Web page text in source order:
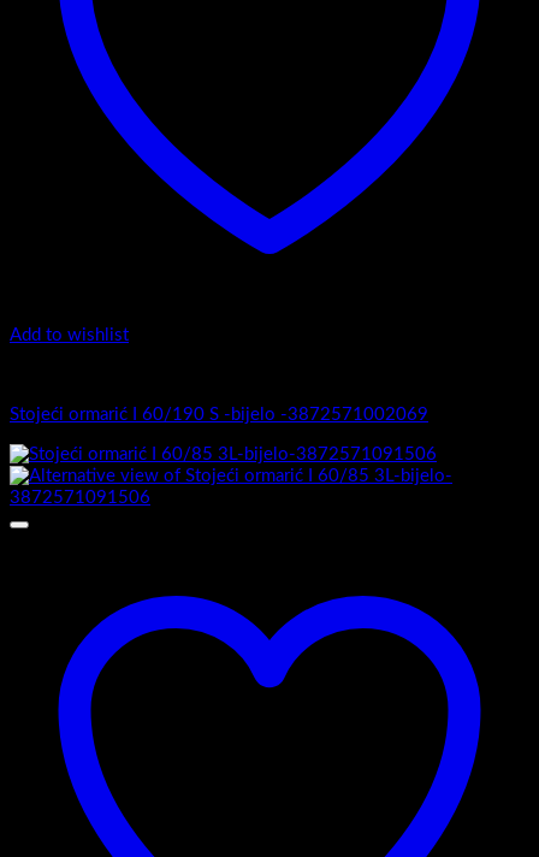
Add to wishlist
Stojeći ormarić I 60/190 S -bijelo -3872571002069